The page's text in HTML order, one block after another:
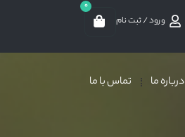
ورود / ثبت نام
0
درباره ما تماس با ما